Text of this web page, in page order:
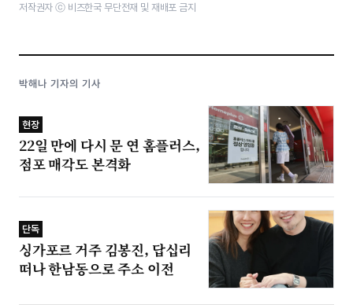
저작권자 ⓒ 비즈한국 무단전재 및 재배포 금지
박해나 기자의 기사
현장
22일 만에 다시 문 연 홈플러스,
점포 매각도 본격화
단독
싱가포르 거주 김봉진, 답십리
떠나 한남동으로 주소 이전